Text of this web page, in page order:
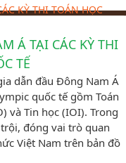
KỲ THI TOÁN HỌC
Á TẠI CÁC KỲ THI
TẾ
dẫn đầu Đông Nam Á
quốc tế gồm Toán
và Tin học (IOI). Trong
đóng vai trò quan
Việt Nam trên bản đồ